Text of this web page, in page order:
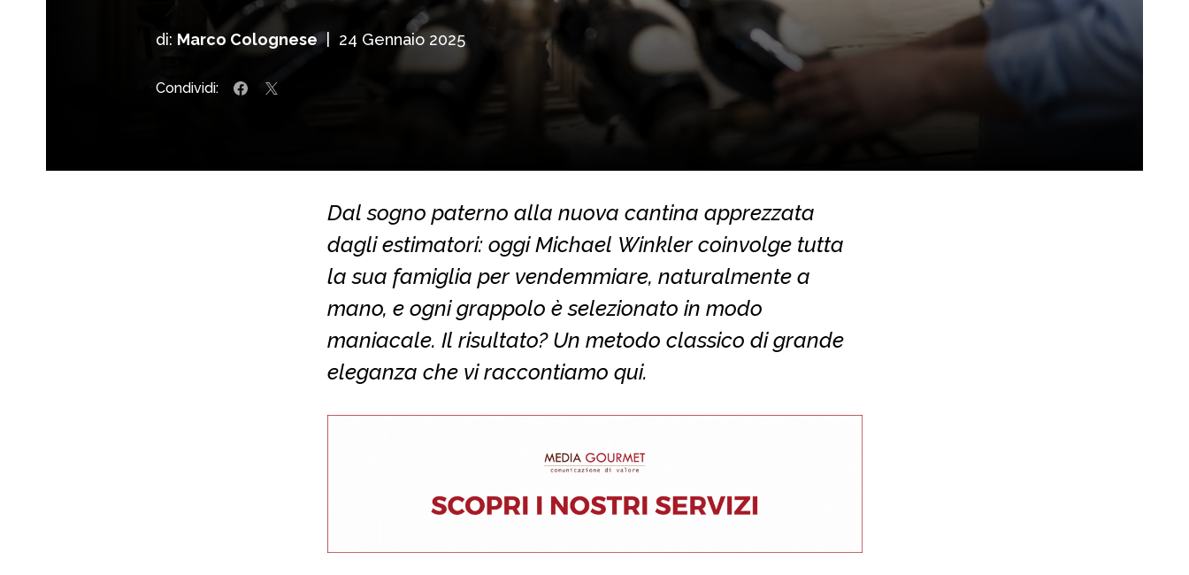
di: Marco Colognese | 24 Gennaio 2025
Condividi:
Dal sogno paterno alla nuova cantina apprezzata
dagli estimatori: oggi Michael Winkler coinvolge tutta
la sua famiglia per vendemmiare, naturalmente a
mano, e ogni grappolo è selezionato in modo
maniacale. Il risultato? Un metodo classico di grande
eleganza che vi raccontiamo qui.